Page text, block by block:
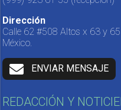
Dirección
Calle 62 #508 Altos x 63 y
México.
ENVIAR MENSAJE
REDACCIÓN Y